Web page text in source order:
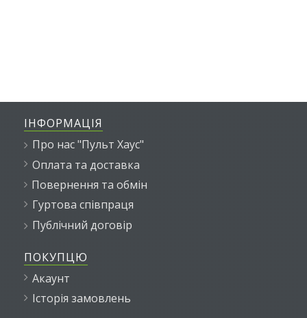
ІНФОРМАЦІЯ
Про нас "Пульт Хаус"
Оплата та доставка
Повернення та обмін
Гуртова співпраця
Публічний договір
ПОКУПЦЮ
Акаунт
Історія замовлень